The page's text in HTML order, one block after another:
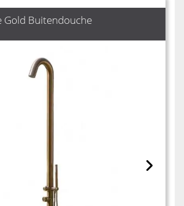
Gold Buitendouche